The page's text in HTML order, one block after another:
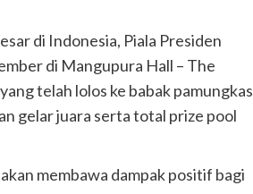
di Indonesia, Piala Presiden
di Mangupura Hall – The
telah lolos ke babak pamungkas
gelar juara serta total prize pool
membawa dampak positif bagi